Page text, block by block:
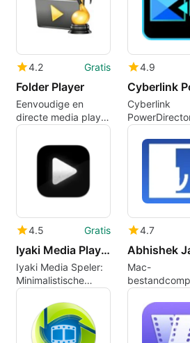
4.2 Gratis
Folder Player
Eenvoudige en
directe media player
voor Mac
4.9
Cyberlink
Professionele
4.5 Gratis
Iyaki Media Player
Iyaki Media Speler:
Minimalistische
macOS-speler voor
gefocuste media-
afspeel
4.7
Mac-
gericht op
privacy en